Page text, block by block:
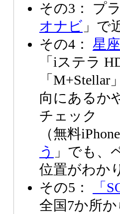
その3： プ
オナビ 」で
その4： 星
「iステラ
「
向にあるか
チェック
（無料
う 」でも、
位置がわか
その5：
「
全国7か所